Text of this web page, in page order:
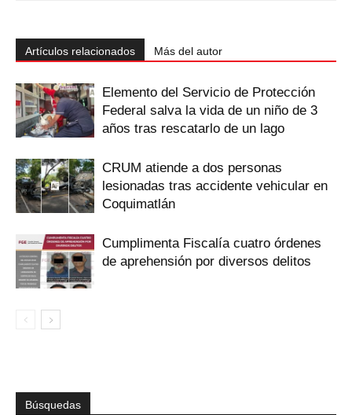
Artículos relacionados Más del autor
Elemento del Servicio de Protección
Federal salva la vida de un niño de 3
años tras rescatarlo de un lago
CRUM atiende a dos personas
lesionadas tras accidente vehicular en
Coquimatlán
Cumplimenta Fiscalía cuatro órdenes
de aprehensión por diversos delitos
Búsquedas